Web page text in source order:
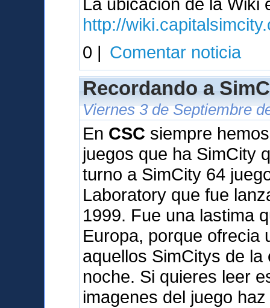
La ubicación de la Wiki
http://
0 | Comentar noticia
Recordando a
Viernes 3 de Septiembre
En CSC siempre
juegos que ha SimCity
turno a SimCity 64
Laboratory que fue
1999. Fue una lastima
Europa, porque ofrecia
aquellos SimCitys de
noche. Si quieres leer
imagenes del juego